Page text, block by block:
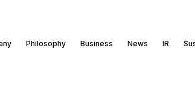
Philosophy Business News IR